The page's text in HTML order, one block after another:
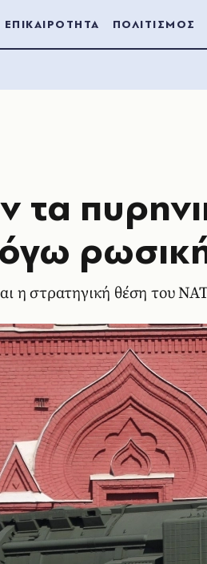
ΕΠΙΚΑΙΡΟΤΗΤΑ ΠΟΛΙΤΙΣΜΟΣ
τα
η στρατηγική θέση του